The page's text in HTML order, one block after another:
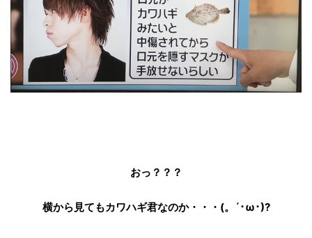
おっ？？？
横から見てもカワハギ君なのか・・・(。´･ω･)?